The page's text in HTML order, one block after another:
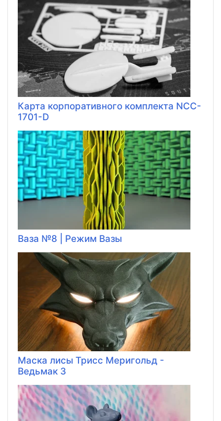
Карта корпоративного комплекта NCC-
1701-D
Ваза №8 | Режим Вазы
Маска лисы Трисс Меригольд -
Ведьмак 3